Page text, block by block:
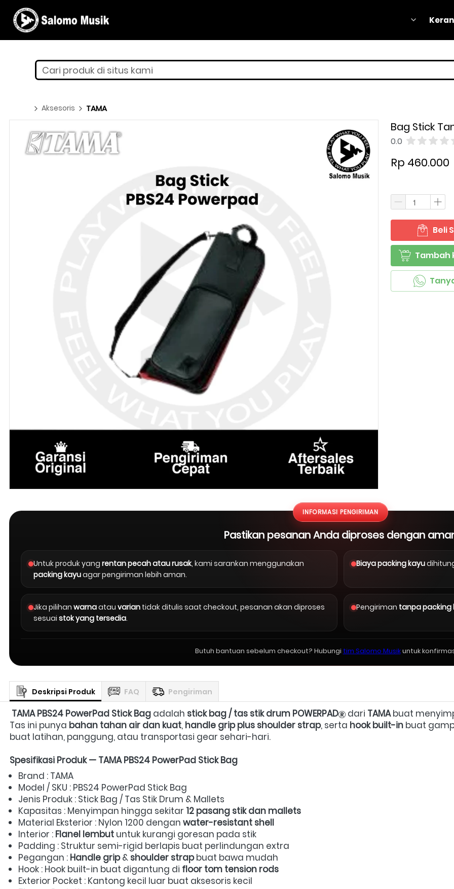
Cari produk di situs kami
Aksesoris TAMA
Bag Stick
0.0
Rp 460.000
` Beli
` Tambah
`
INFORMASI PENGIRIMAN
Pastikan pesanan Anda diproses dengan
Untuk produk yang rentan pecah atau rusak, kami sarankan menggunakan
packing kayuagar pengiriman lebih aman.
Biaya packing kayu
Jika pilihan warnaatau varian tidak ditulis saat checkout, pesanan akan diproses
sesuai stok yang tersedia.
Pengiriman tanpa packing
Butuh bantuan sebelum checkout? Hubungi tim Salomo Musikuntuk
Deskripsi Produk FAQ Pengiriman
TAMA PBS24 PowerPad Stick Bag adalah stick bag / tas stik drum POWERPAD dari TAMA buat
Tas ini punya bahan tahan air dan kuat, handle grip plus shoulder strap, serta hook built-in buat
buat latihan, panggung, atau transportasi gear sehari-hari.
Spesifikasi Produk — TAMA PBS24 PowerPad Stick Bag
Brand : TAMA
Model / SKU : PBS24 PowerPad Stick Bag
Jenis Produk : Stick Bag / Tas Stik Drum & Mallets
Kapasitas : Menyimpan hingga sekitar 12 pasang stik dan mallets
Material Eksterior : Nylon 1200 dengan water-resistant shell
Interior : Flanel lembut untuk kurangi goresan pada stik
Padding : Struktur semi-rigid berlapis buat perlindungan extra
Pegangan : Handle grip & shoulder strap buat bawa mudah
Hook : Hook built-in buat digantung di floor tom tension rods
Exterior Pocket : Kantong kecil luar buat aksesoris kecil